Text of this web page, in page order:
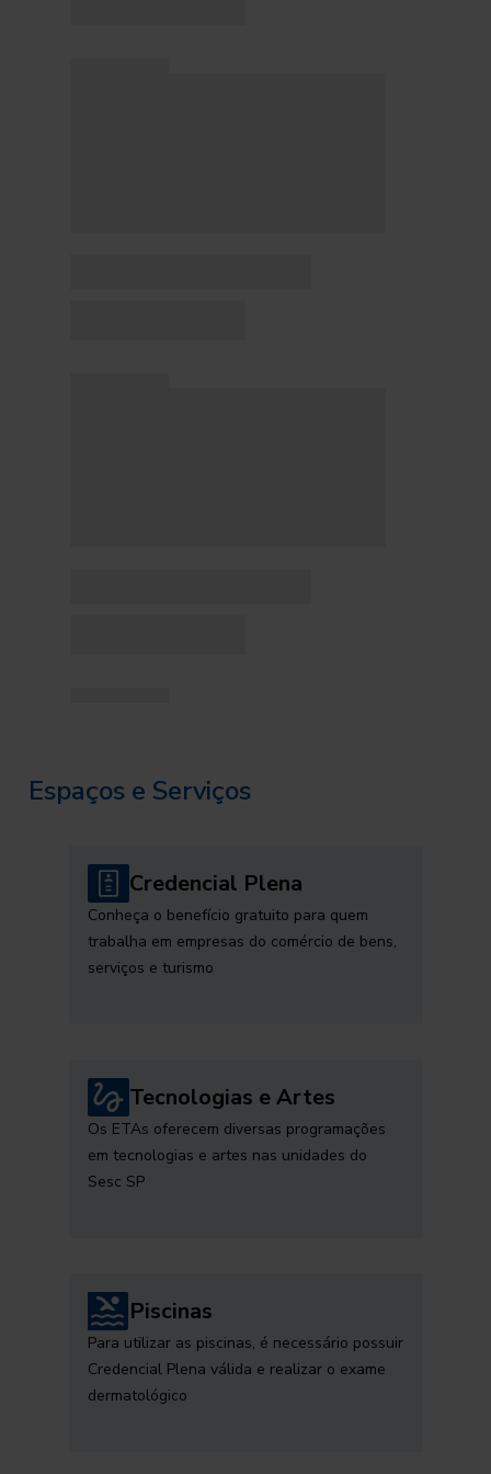
Espaços e Serviços
Credencial Plena
Conheça o benefício gratuito para quem
trabalha em empresas do comércio de bens,
serviços e turismo
Tecnologias e Artes
Os ETAs oferecem diversas programações
em tecnologias e artes nas unidades do
Sesc SP
Piscinas
Para utilizar as piscinas, é necessário possuir
Credencial Plena válida e realizar o exame
dermatológico